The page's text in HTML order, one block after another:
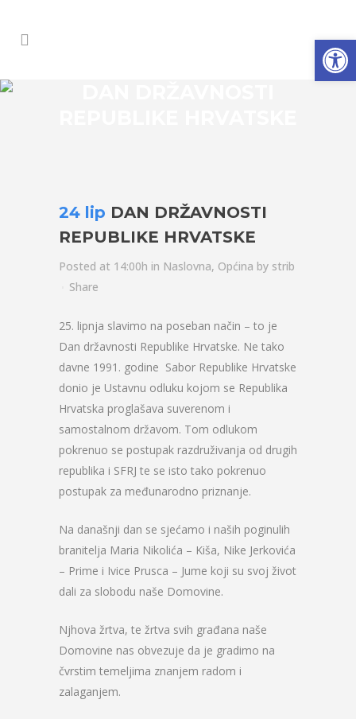
24 lip DAN DRŽAVNOSTI
REPUBLIKE HRVATSKE
Posted at 14:00h in Naslovna, Općina by strib
Share
25. lipnja slavimo na poseban način – to je
Dan državnosti Republike Hrvatske. Ne tako
davne 1991. godine Sabor Republike Hrvatske
donio je Ustavnu odluku kojom se Republika
Hrvatska proglašava suverenom i
samostalnom državom. Tom odlukom
pokrenuo se postupak razdruživanja od drugih
republika i SFRJ te se isto tako pokrenuo
postupak za međunarodno priznanje.
Na današnji dan se sjećamo i naših poginulih
branitelja Maria Nikolića – Kiša, Nike Jerkovića
– Prime i Ivice Prusca – Jume koji su svoj život
dali za slobodu naše Domovine.
Njhova žrtva, te žrtva svih građana naše
Domovine nas obvezuje da je gradimo na
čvrstim temeljima znanjem radom i
zalaganjem.